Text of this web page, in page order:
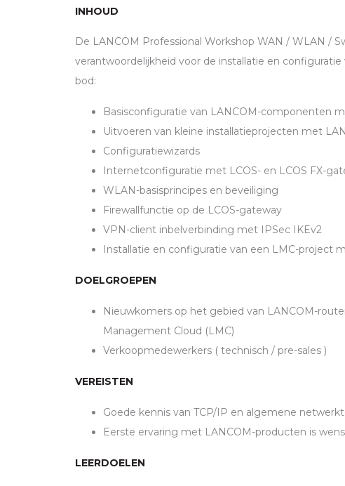
INHOUD
De LANCOM Professional Workshop WAN / WLAN /
verantwoordelijkheid voor de installatie en configuratie
bod:
Basisconfiguratie van LANCOM-componenten
Uitvoeren van kleine installatieprojecten met
Configuratiewizards
Internetconfiguratie met LCOS- en LCOS FX-
WLAN-basisprincipes en beveiliging
Firewallfunctie op de LCOS-gateway
VPN-client inbelverbinding met IPSec IKEv2
Installatie en configuratie van een LMC-project
DOELGROEPEN
Nieuwkomers op het gebied van LANCOM-
Management Cloud (LMC)
Verkoopmedewerkers ( technisch / pre-sales )
VEREISTEN
Goede kennis van TCP/IP en algemene
Eerste ervaring met LANCOM-producten is
LEERDOELEN